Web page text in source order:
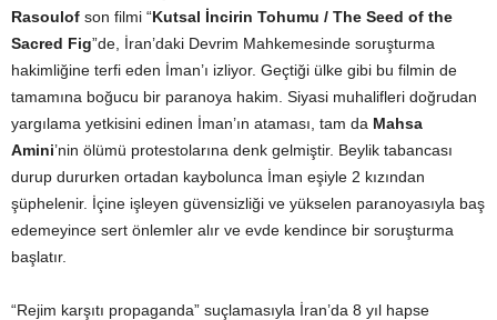
Rasoulof son filmi “Kutsal İncirin Tohumu / The Seed of the
Sacred Fig”de, İran’daki Devrim Mahkemesinde soruşturma
hakimliğine terfi eden İman’ı izliyor. Geçtiği ülke gibi bu filmin de
tamamına boğucu bir paranoya hakim. Siyasi muhalifleri doğrudan
yargılama yetkisini edinen İman’ın ataması, tam da Mahsa
Amini’nin ölümü protestolarına denk gelmiştir. Beylik tabancası
durup dururken ortadan kaybolunca İman eşiyle 2 kızından
şüphelenir. İçine işleyen güvensizliği ve yükselen paranoyasıyla baş
edemeyince sert önlemler alır ve evde kendince bir soruşturma
başlatır.
“Rejim karşıtı propaganda” suçlamasıyla İran’da 8 yıl hapse